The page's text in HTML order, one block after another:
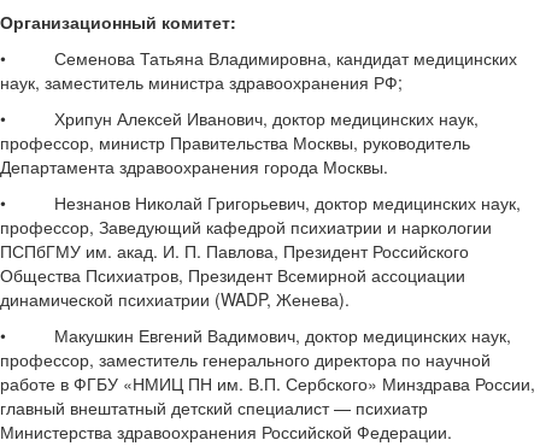
Организационный комитет:
• Семенова Татьяна Владимировна, кандидат медицинских
наук, заместитель министра здравоохранения РФ;
• Хрипун Алексей Иванович, доктор медицинских наук,
профессор, министр Правительства Москвы, руководитель
Департамента здравоохранения города Москвы.
• Незнанов Николай Григорьевич, доктор медицинских наук,
профессор, Заведующий кафедрой психиатрии и наркологии
ПСПбГМУ им. акад. И. П. Павлова, Президент Российского
Общества Психиатров, Президент Всемирной ассоциации
динамической психиатрии (WADP, Женева).
• Макушкин Евгений Вадимович, доктор медицинских наук,
профессор, заместитель генерального директора по научной
работе в ФГБУ «НМИЦ ПН им. В.П. Сербского» Минздрава России,
главный внештатный детский специалист — психиатр
Министерства здравоохранения Российской Федерации.